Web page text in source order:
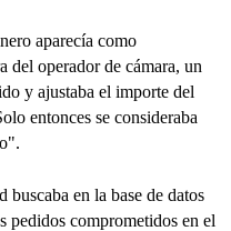
aparecía como
del operador de cámara, un
y ajustaba el importe del
entonces se consideraba
en la base de datos
pedidos comprometidos en el